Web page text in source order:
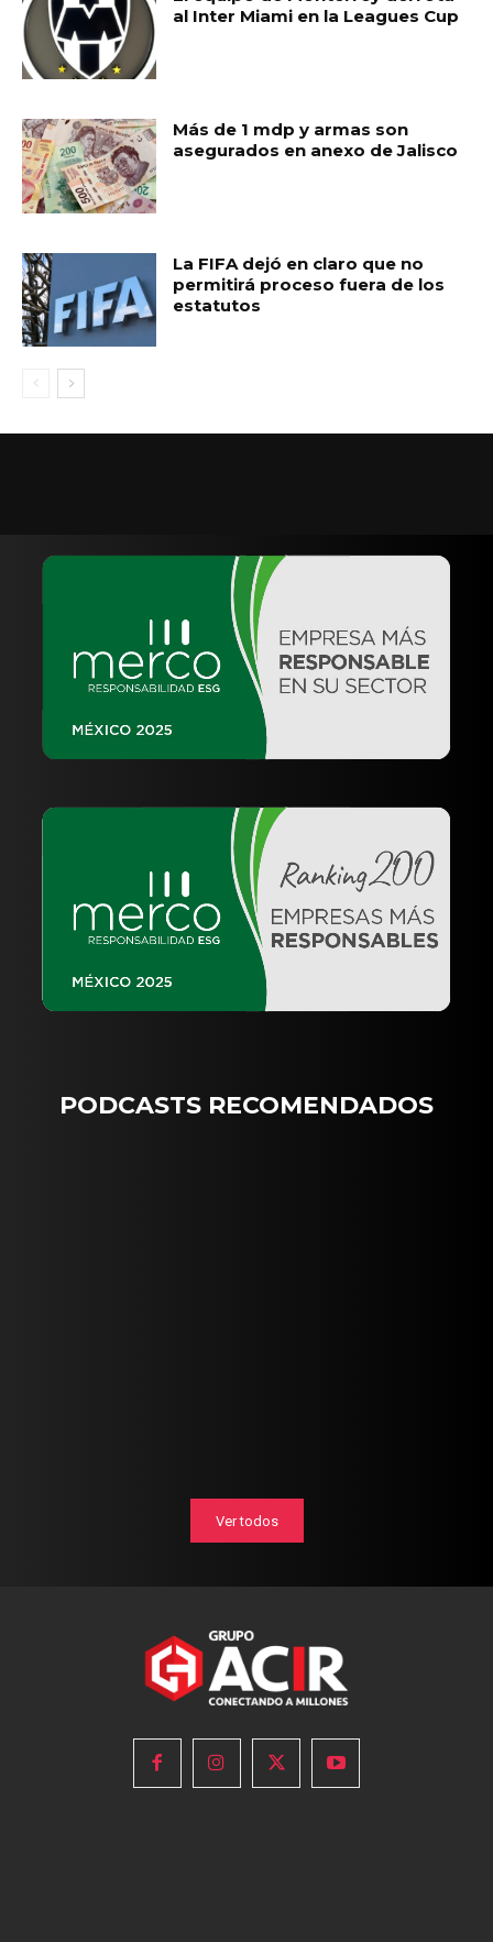
al Inter Miami en la Leagues Cup
Más de 1 mdp y armas son
asegurados en anexo de Jalisco
La FIFA dejó en claro que no
permitirá proceso fuera de los
estatutos
PODCASTS RECOMENDADOS
Ver todos